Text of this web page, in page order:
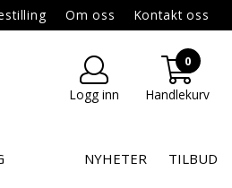
Om oss Kontakt oss
Logg inn
0
Handlekurv
NYHETER TILBUD